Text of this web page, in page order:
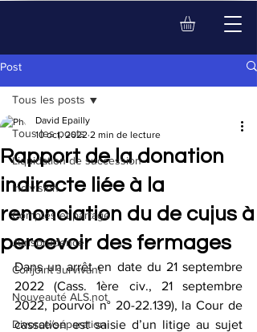
Post
Tous les posts
Liquidation de succession
Indivision
Comptes et partage
Jurisprudence
Conjoint survivant
Nouveauté ALS.not
Divorce/séparation
Tous les posts
Rapport de la donation
indirecte liée à la
renonciation du de cujus à
percevoir des fermages
David Epailly
10 oct. 2022 2 min de lecture
Dans un arrêt en date du 21 septembre
2022 (Cass. 1ère civ., 21 septembre
2022, pourvoi n° 20-22.139), la Cour de
cassation est saisie d’un litige au sujet